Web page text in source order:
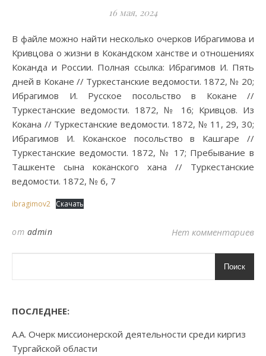
16 мая, 2024
В файле можно найти несколько очерков Ибрагимова и
Кривцова о жизни в Кокандском ханстве и отношениях
Коканда и России. Полная ссылка: Ибрагимов И. Пять
дней в Кокане // Туркестанские ведомости. 1872, № 20;
Ибрагимов И. Русское посольство в Кокане //
Туркестанские ведомости. 1872, № 16; Кривцов. Из
Кокана // Туркестанские ведомости. 1872, № 11, 29, 30;
Ибрагимов И. Коканское посольство в Кашгаре //
Туркестанские ведомости. 1872, № 17; Пребывание в
Ташкенте сына коканского хана // Туркестанские
ведомости. 1872, № 6, 7
ibragimov2 Скачать
от admin Нет комментариев
Поиск
ПОСЛЕДНЕЕ:
А.А. Очерк миссионерской деятельности среди киргиз
Тургайской области